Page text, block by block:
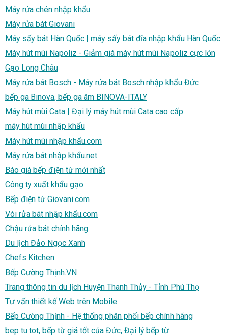
Máy rửa chén nhập khẩu
Máy rửa bát Giovani
Máy sấy bát Hàn Quốc | máy sấy bát đĩa nhập khẩu Hàn Quốc
Máy hút mùi Napoliz - Giảm giá máy hút mùi Napoliz cực lớn
Gạo Long Châu
Máy rửa bát Bosch - Máy rửa bát Bosch nhập khẩu Đức
bếp ga Binova, bếp ga âm BINOVA-ITALY
Máy hút mùi Cata | Đại lý máy hút mùi Cata cao cấp
máy hút mùi nhập khẩu
Máy hút mùi nhập khẩu.com
Máy rửa bát nhập khẩu.net
Báo giá bếp điện từ mới nhất
Công ty xuất khẩu gạo
Bếp điện từ Giovani.com
Vòi rửa bát nhập khẩu.com
Chậu rửa bát chính hãng
Du lịch Đảo Ngọc Xanh
Chefs Kitchen
Bếp Cường Thịnh.VN
Trang thông tin du lịch Huyện Thanh Thủy - Tỉnh Phú Thọ
Tư vấn thiết kế Web trên Mobile
Bếp Cường Thịnh - Hệ thống phân phối bếp chính hãng
bep tu tot, bếp từ giá tốt của Đức, Đại lý bếp từ